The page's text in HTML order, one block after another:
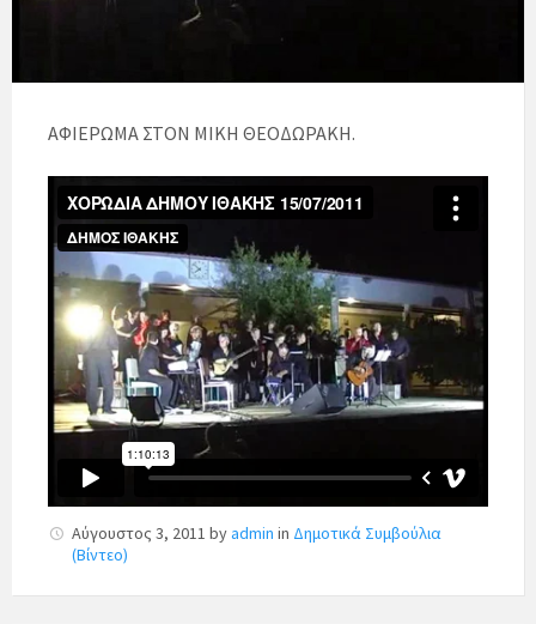
ΑΦΙΕΡΩΜΑ ΣΤΟΝ ΜΙΚΗ ΘΕΟΔΩΡΑΚΗ.
Αύγουστος 3, 2011 byadmin in Δημοτικά Συμβούλια
(Βίντεο)